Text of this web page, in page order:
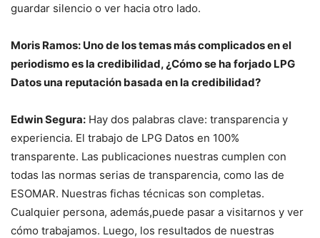
guardar silencio o ver hacia otro lado.
Moris Ramos: Uno de los temas más complicados en el
periodismo es la credibilidad, ¿Cómo se ha forjado LPG
Datos una reputación basada en la credibilidad?
Edwin Segura: Hay dos palabras clave: transparencia y
experiencia. El trabajo de LPG Datos en 100%
transparente. Las publicaciones nuestras cumplen con
todas las normas serias de transparencia, como las de
ESOMAR. Nuestras fichas técnicas son completas.
Cualquier persona, además,puede pasar a visitarnos y ver
cómo trabajamos. Luego, los resultados de nuestras